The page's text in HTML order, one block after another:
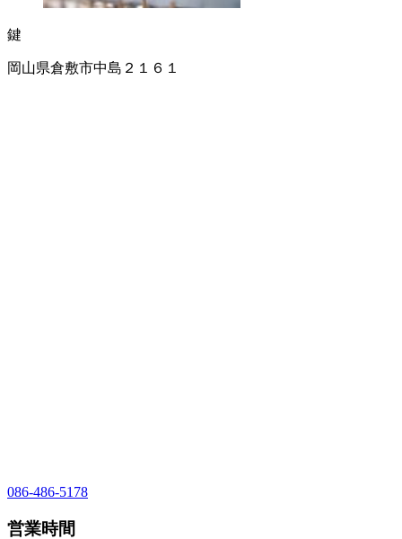
鍵
岡山県倉敷市中島２１６１
086-486-5178
営業時間